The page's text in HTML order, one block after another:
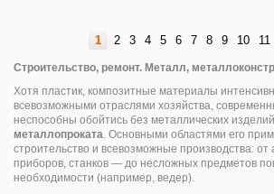
1 2 3 4 5 6 7 8 9 10 11
Строительство, ремонт. Металл,
Хотя пластик, композитные материалы
всевозможными отраслями хозяйства,
неспособны обойтись без металлических
металлопроката. Основными областями его
строительство и всевозможные производства: от
приборов, станков — до несложных предметов
необходимости (например, ведер).